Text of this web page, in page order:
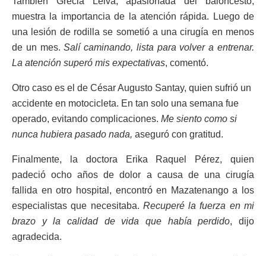
muestra la importancia de la atención rápida. Luego de
una lesión de rodilla se sometió a una cirugía en menos
de un mes.Salí caminando, lista para volver a entrenar.
La atención superó mis expectativas, comentó.
Otro caso es el de César Augusto Santay, quien sufrió un
accidente en motocicleta. En tan solo una semana fue
operado, evitando complicaciones. Me siento como si
nunca hubiera pasado nada, aseguró con gratitud.
Finalmente, la doctora Erika Raquel Pérez, quien
padeció ocho años de dolor a causa de una cirugía
fallida en otro hospital, encontró en Mazatenango a los
especialistas que necesitaba. Recuperé la fuerza en mi
brazo y la calidad de vida que había perdido, dijo
agradecida.